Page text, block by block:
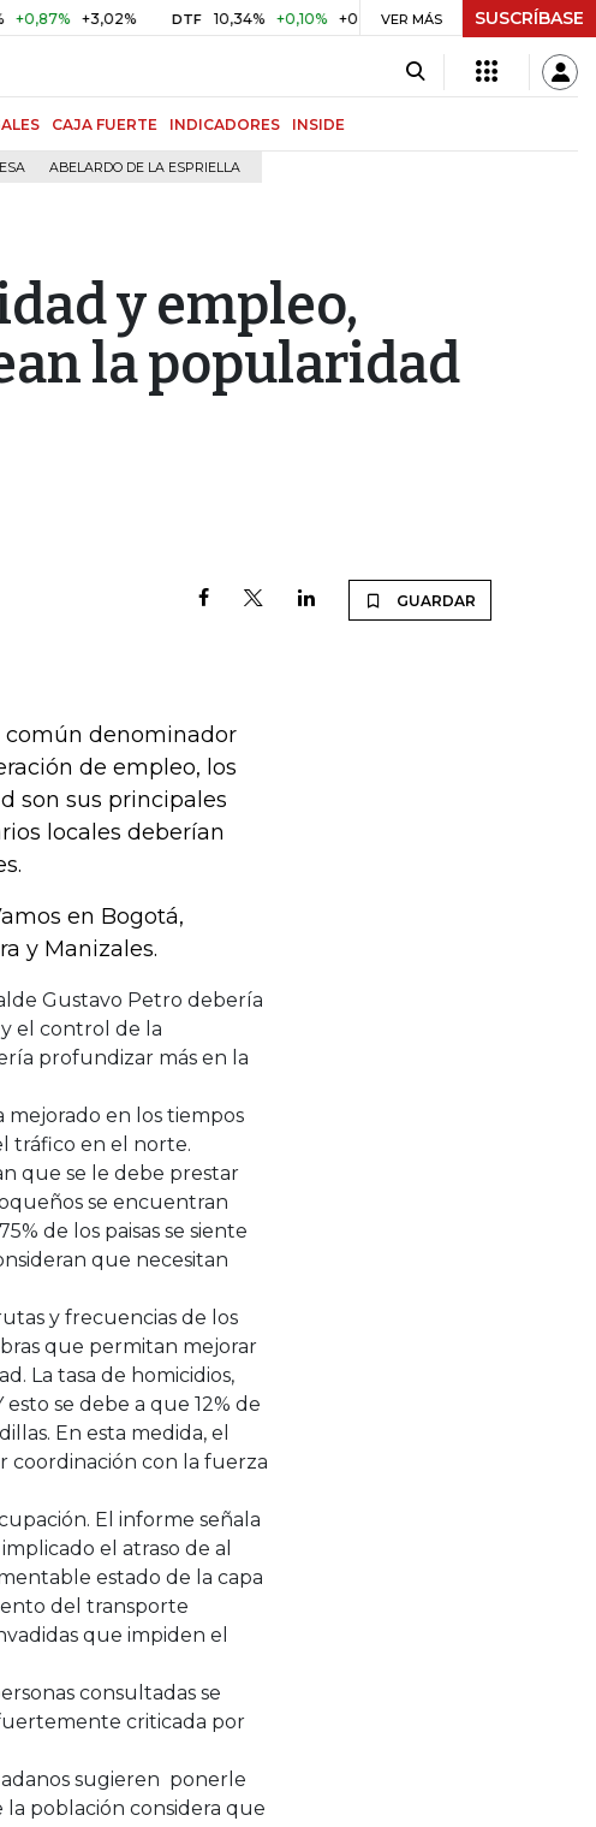
+3,02% DTF 10,34% +0,10% +0,98% UVR $ 416,91 +$ 0,05 +0,01%
VER MÁS SUSCRÍBASE
CAJA FUERTE INDICADORES INSIDE
ABELARDO DE LA ESPRIELLA
y empleo,
la popularidad
GUARDAR
común denominador
de empleo, los
son sus principales
locales deberían
en Bogotá,
y Manizales.
Gustavo Petro debería
el control de la
profundizar más en la
mejorado en los tiempos
tráfico en el norte.
que se le debe prestar
se encuentran
de los paisas se siente
que necesitan
y frecuencias de los
que permitan mejorar
La tasa de homicidios,
se debe a que 12% de
En esta medida, el
coordinación con la fuerza
El informe señala
el atraso de al
estado de la capa
del transporte
que impiden el
consultadas se
fuertemente criticada por
sugieren ponerle
la población considera que